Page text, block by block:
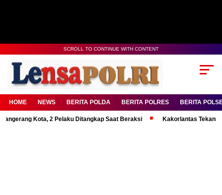
SCROLL TO CONTINUE WITH CONTENT
HOME NEWS BERITA POLDA BERITA POLRES BERITA
Kota, 2 Pelaku Ditangkap Saat Beraksi Kakorlantas Tekankan Mental